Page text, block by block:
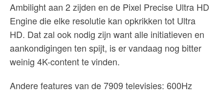
Ambilight aan 2 zijden en de Pixel Precise Ultra HD
Engine die elke resolutie kan opkrikken tot Ultra
HD. Dat zal ook nodig zijn want alle initiatieven en
aankondigingen ten spijt, is er vandaag nog bitter
weinig 4K-content te vinden.
Andere features van de 7909 televisies: 600Hz